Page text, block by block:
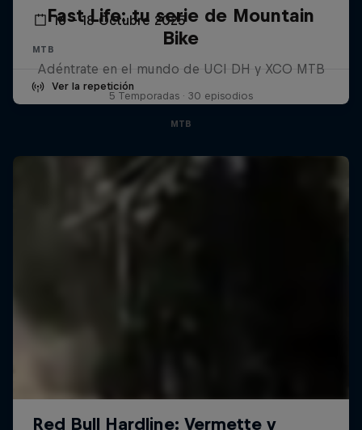
16 – 18 Octubre 2025
MTB
Ver la repetición
Fast Life: tu serie de Mountain
Bike
Adéntrate en el mundo de UCI DH y XCO MTB
5 Temporadas · 30 episodios
MTB